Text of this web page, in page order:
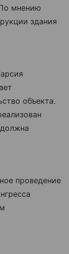
мнению
здания
объекта.
проведение